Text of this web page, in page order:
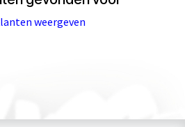
weergeven